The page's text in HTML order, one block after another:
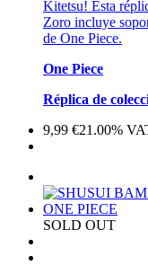
Kitetsu! Esta
Zoro incluye
de One Piece.
One Piece
Réplica de
9,99 €21.00%
SOLD OUT